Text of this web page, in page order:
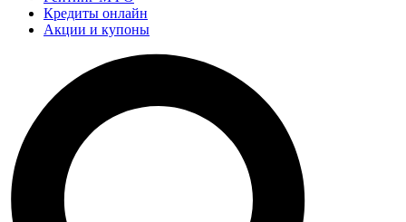
Кредиты онлайн
Акции и купоны